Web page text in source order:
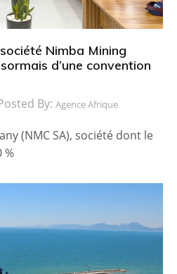
Nimba Mining
d’une convention
By: Agence Afrique
(NMC SA), société dont le
%